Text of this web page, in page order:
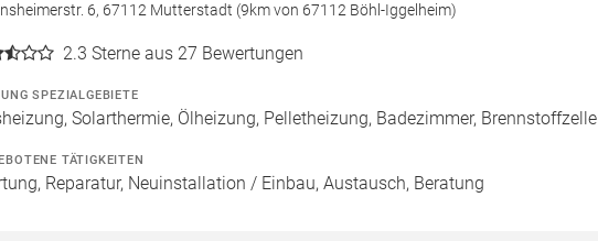
6, 67112 Mutterstadt (9km von 67112 Böhl-Iggelheim)
2.3 Sterne aus 27 Bewertungen
SPEZIALGEBIETE
Solarthermie, Ölheizung, Pelletheizung, Badezimmer, Brennstoffzelle
TÄTIGKEITEN
Reparatur, Neuinstallation / Einbau, Austausch, Beratung